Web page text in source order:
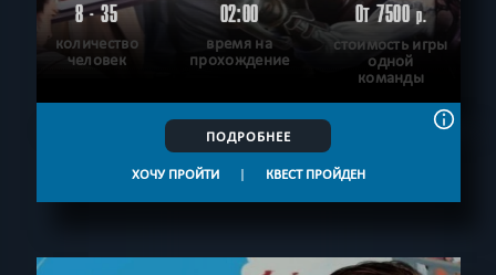
8 - 35
количество
человек
02:00
время на
прохождение
От 7500р.
стоимость игры
одной
команды
ПОДРОБНЕЕ
ХОЧУ ПРОЙТИ | КВЕСТ ПРОЙДЕН